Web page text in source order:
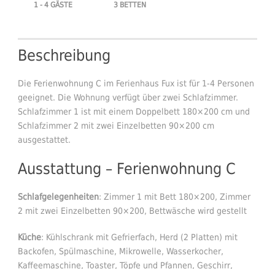
1 - 4 GÄSTE 3 BETTEN
Beschreibung
Die Ferienwohnung C im Ferienhaus Fux ist für 1-4 Personen
geeignet. Die Wohnung verfügt über zwei Schlafzimmer.
Schlafzimmer 1 ist mit einem Doppelbett 180×200 cm und
Schlafzimmer 2 mit zwei Einzelbetten 90×200 cm
ausgestattet.
Ausstattung – Ferienwohnung C
Schlafgelegenheiten: Zimmer 1 mit Bett 180×200, Zimmer
2 mit zwei Einzelbetten 90×200, Bettwäsche wird gestellt
Küche: Kühlschrank mit Gefrierfach, Herd (2 Platten) mit
Backofen, Spülmaschine, Mikrowelle, Wasserkocher,
Kaffeemaschine, Toaster, Töpfe und Pfannen, Geschirr,